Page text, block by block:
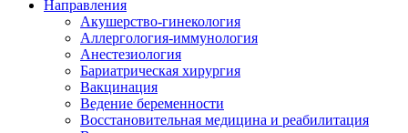
Направления
Акушерство-гинекология
Аллергология-иммунология
Анестезиология
Бариатрическая хирургия
Вакцинация
Ведение беременности
Восстановительная медицина и реабилитация